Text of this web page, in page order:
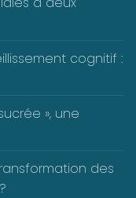
cognitif :
», une
des